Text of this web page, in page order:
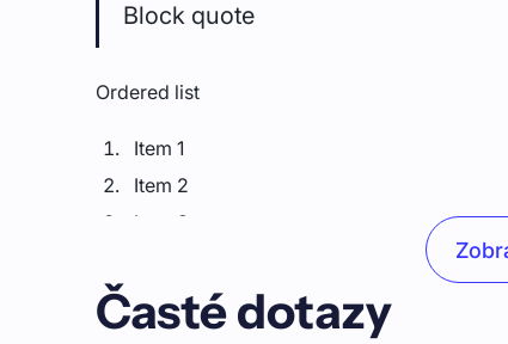
Block quote
Ordered list
Item 1
Item 2
Item 3
Item A
Časté dotazy